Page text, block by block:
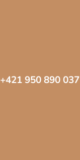
+421 950 890 037